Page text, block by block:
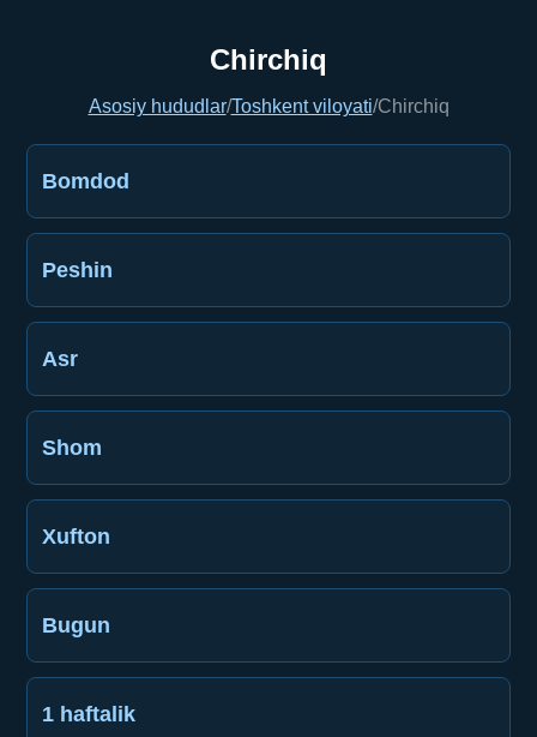
Chirchiq
Asosiy hududlar/Toshkent viloyati/Chirchiq
Bomdod
Peshin
Asr
Shom
Xufton
Bugun
1 haftalik